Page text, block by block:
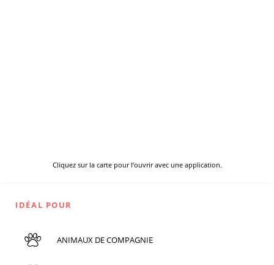
Cliquez sur la carte pour l’ouvrir avec une application.
IDÉAL POUR
ANIMAUX DE COMPAGNIE